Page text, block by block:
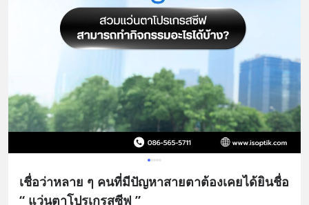
เชื่อว่าหลาย ๆ คนที่มีปัญหาสายตาต้องเคยได้ยินชื่อ
“ แว่นตาโปรเกรสซีฟ ”